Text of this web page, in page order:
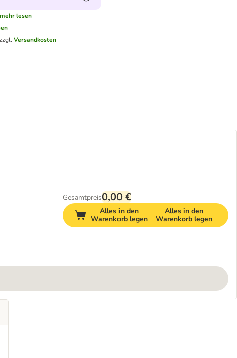
mehr lesen
Versandkosten
Gesamtpreis0,00 €
Alles in den
Warenkorb legen
Alles in den
Warenkorb legen